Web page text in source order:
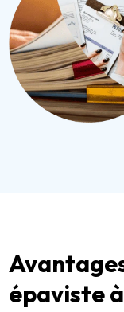
épaviste